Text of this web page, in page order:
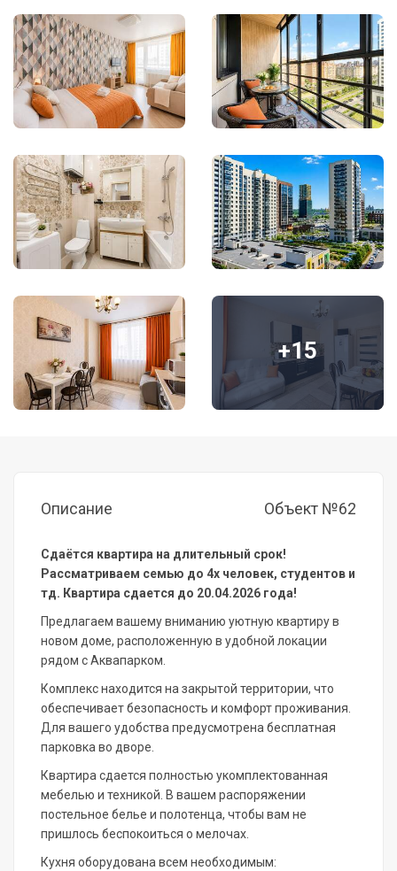
+15
Описание Объект №62
Сдаётся квартира на длительный срок!
Рассматриваем семью до 4х человек, студентов и
тд. Квартира сдается до 20.04.2026 года!
Предлагаем вашему вниманию уютную квартиру в
новом доме, расположенную в удобной локации
рядом с Аквапарком.
Комплекс находится на закрытой территории, что
обеспечивает безопасность и комфорт проживания.
Для вашего удобства предусмотрена бесплатная
парковка во дворе.
Квартира сдается полностью укомплектованная
мебелью и техникой. В вашем распоряжении
постельное белье и полотенца, чтобы вам не
пришлось беспокоиться о мелочах.
Кухня оборудована всем необходимым: